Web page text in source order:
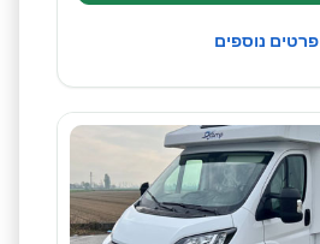
פרטים נוספים